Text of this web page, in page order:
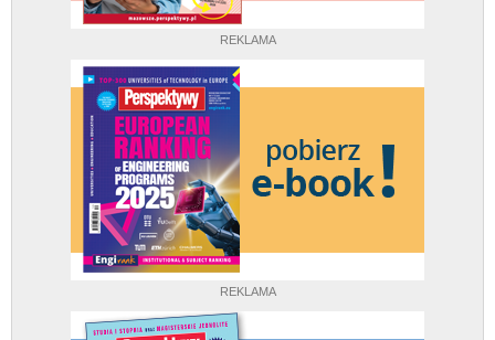
REKLAMA
REKLAMA